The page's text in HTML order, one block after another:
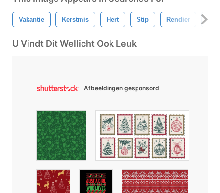
Vakantie Kerstmis Hert Stip Rendier
U Vindt Dit Wellicht Ook Leuk
Afbeeldingen gesponsord